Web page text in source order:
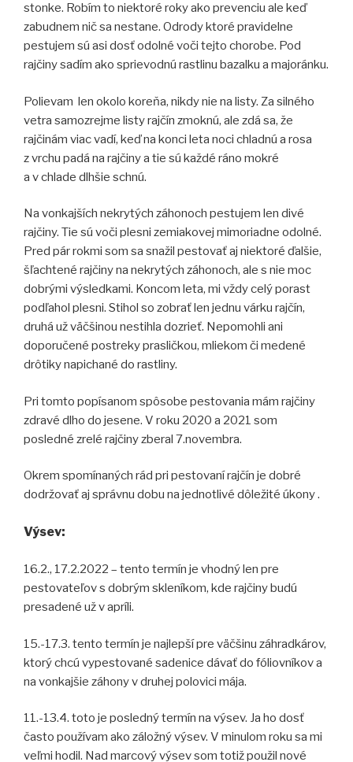
stonke. Robím to niektoré roky ako prevenciu ale keď
zabudnem nič sa nestane. Odrody ktoré pravidelne
pestujem sú asi dosť odolné voči tejto chorobe. Pod
rajčiny sadím ako sprievodnú rastlinu bazalku a majoránku.
Polievam len okolo koreňa, nikdy nie na listy. Za silného
vetra samozrejme listy rajčín zmoknú, ale zdá sa, že
rajčinám viac vadí, keď na konci leta noci chladnú a rosa
z vrchu padá na rajčiny a tie sú každé ráno mokré
a v chlade dlhšie schnú.
Na vonkajších nekrytých záhonoch pestujem len divé
rajčiny. Tie sú voči plesni zemiakovej mimoriadne odolné.
Pred pár rokmi som sa snažil pestovať aj niektoré ďalšie,
šľachtené rajčiny na nekrytých záhonoch, ale s nie moc
dobrými výsledkami. Koncom leta, mi vždy celý porast
podľahol plesni. Stihol so zobrať len jednu várku rajčín,
druhá už väčšinou nestihla dozrieť. Nepomohli ani
doporučené postreky prasličkou, mliekom či medené
drôtiky napichané do rastliny.
Pri tomto popísanom spôsobe pestovania mám rajčiny
zdravé dlho do jesene. V roku 2020 a 2021 som
posledné zrelé rajčiny zberal 7.novembra.
Okrem spomínaných rád pri pestovaní rajčín je dobré
dodržovať aj správnu dobu na jednotlivé dôležité úkony .
Výsev:
16.2., 17.2.2022 – tento termín je vhodný len pre
pestovateľov s dobrým skleníkom, kde rajčiny budú
presadené už v apríli.
15.-17.3. tento termín je najlepší pre väčšinu záhradkárov,
ktorý chcú vypestované sadenice dávať do fóliovníkov a
na vonkajšie záhony v druhej polovici mája.
11.-13.4. toto je posledný termín na výsev. Ja ho dosť
často používam ako záložný výsev. V minulom roku sa mi
veľmi hodil. Nad marcový výsev som totiž použil nové